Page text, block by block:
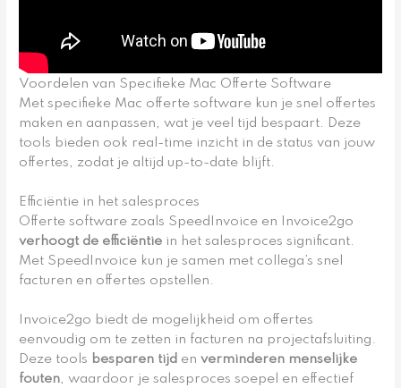
Voordelen van Specifieke Mac Offerte Software
Met specifieke Mac offerte software kun je snel offertes
maken en aanpassen, wat je veel tijd bespaart. Deze
tools bieden ook real-time inzicht in de status van jouw
offertes, zodat je altijd up-to-date blijft.
Efficiëntie in het salesproces
Offerte software zoals SpeedInvoice en Invoice2go
verhoogt de efficiëntie in het salesproces significant.
Met SpeedInvoice kun je samen met collega’s snel
facturen en offertes opstellen.
Invoice2go biedt de mogelijkheid om offertes
eenvoudig om te zetten in facturen na projectafsluiting.
Deze tools besparen tijd enverminderen menselijke
fouten, waardoor je salesproces soepel en effectief